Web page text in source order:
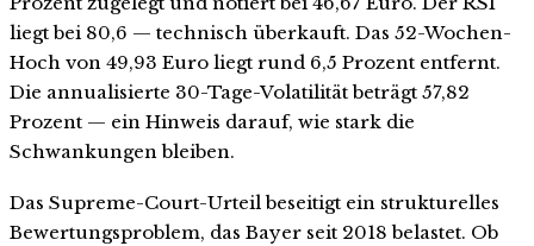
liegt bei 80,6 — technisch überkauft. Das 52-Wochen-
Hoch von 49,93 Euro liegt rund 6,5 Prozent entfernt.
Die annualisierte 30-Tage-Volatilität beträgt 57,82
Prozent — ein Hinweis darauf, wie stark die
Schwankungen bleiben.
Das Supreme-Court-Urteil beseitigt ein strukturelles
Bewertungsproblem, das Bayer seit 2018 belastet. Ob